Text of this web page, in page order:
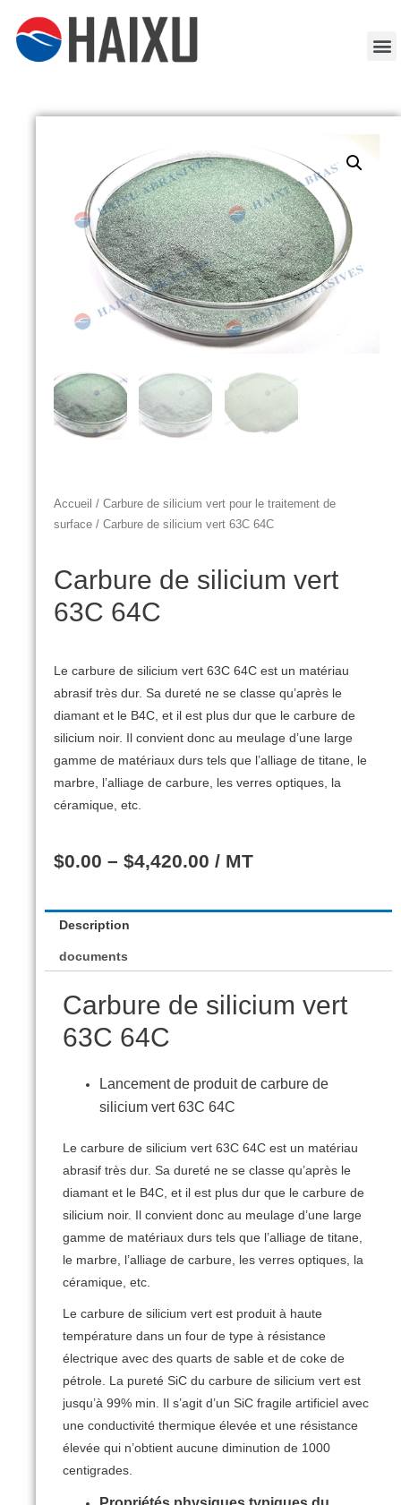
Accueil / Carbure de silicium vert pour le traitement de
surface / Carbure de silicium vert 63C 64C
Carbure de silicium vert
63C 64C
Le carbure de silicium vert 63C 64C est un matériau
abrasif très dur. Sa dureté ne se classe qu’après le
diamant et le B4C, et il est plus dur que le carbure de
silicium noir.
Il convient donc au meulage d’une large
gamme de matériaux durs tels que l’alliage de titane, le
marbre, l’alliage de carbure, les verres optiques, la
céramique, etc.
$0.00 – $4,420.00 / MT
Description
documents
Carbure de silicium vert
63C 64C
Lancement de produit de carbure de
silicium vert 63C 64C
Le carbure de silicium vert 63C 64C est un matériau
abrasif très dur. Sa dureté ne se classe qu’après le
diamant et le B4C, et il est plus dur que le carbure de
silicium noir.
Il convient donc au meulage d’une large
gamme de matériaux durs tels que l’alliage de titane,
le marbre, l’alliage de carbure, les verres optiques, la
céramique, etc.
Le carbure de silicium vert est produit à haute
température dans un four de type à résistance
électrique avec des quarts de sable et de coke de
pétrole. La pureté SiC du carbure de silicium vert est
jusqu’à 99% min.
Il s’agit d’un SiC fragile artificiel avec
une conductivité thermique élevée et une résistance
élevée qui n’obtient aucune diminution de 1000
centigrades.